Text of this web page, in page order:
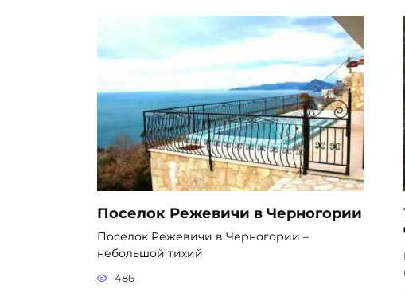
Поселок Режевичи в Черногории
Поселок Режевичи в Черногории –
небольшой тихий
486